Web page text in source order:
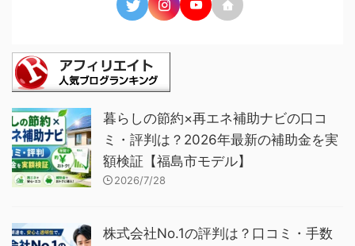
暮らしの節約×再エネ補助ナビの口コ
ミ・評判は？2026年最新の補助金を実
額検証【福島市モデル】
2026/7/28
株式会社No.1の評判は？口コミ・手数